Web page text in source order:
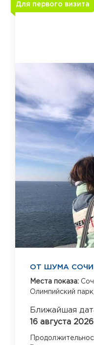
Для первого визита
ОТ ШУМА СОЧИ
Места показа:
Олимпийский парк,
Ближайшая
16 августа 2026